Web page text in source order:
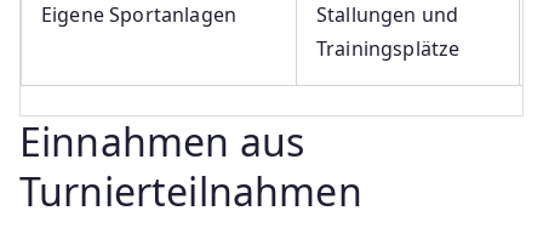
Eigene Sportanlagen
Stallungen und
Trainingsplätze
Einnahmen aus
Turnierteilnahmen